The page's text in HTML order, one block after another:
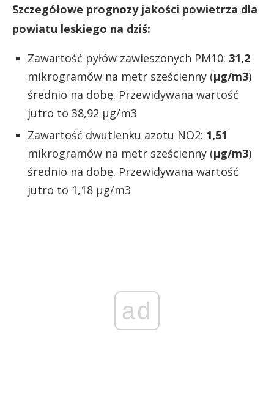
Szczegółowe prognozy jakości powietrza dla
powiatu leskiego na dziś:
Zawartość pyłów zawieszonych PM10: 31,2
mikrogramów na metr sześcienny (µg/m3)
średnio na dobę. Przewidywana wartość
jutro to 38,92 µg/m3
Zawartość dwutlenku azotu NO2: 1,51
mikrogramów na metr sześcienny (µg/m3)
średnio na dobę. Przewidywana wartość
jutro to 1,18 µg/m3
ad